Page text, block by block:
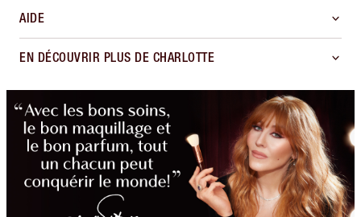
AIDE
EN DÉCOUVRIR PLUS DE CHARLOTTE